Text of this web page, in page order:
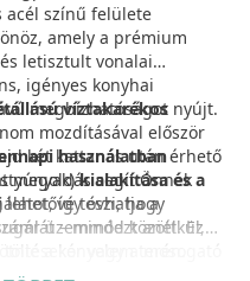
acél színű felülete
amely a prémium
letisztult vonalai
igényes konyhai
megbízhatóságot nyújt.
használatban
kialakítása és a
lehetővé teszi, hogy
üzemmód között. Ez
kifolyó és a 0–90°-os
víztakarékos
mozdításával először
két kattanás után érhető
megoldás segít Önnek
így óvhatja a
– mindezt anélkül,